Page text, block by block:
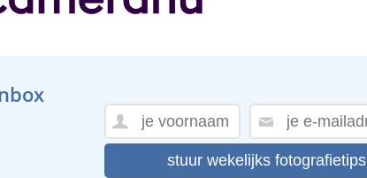
stuur wekelijks fotografietips